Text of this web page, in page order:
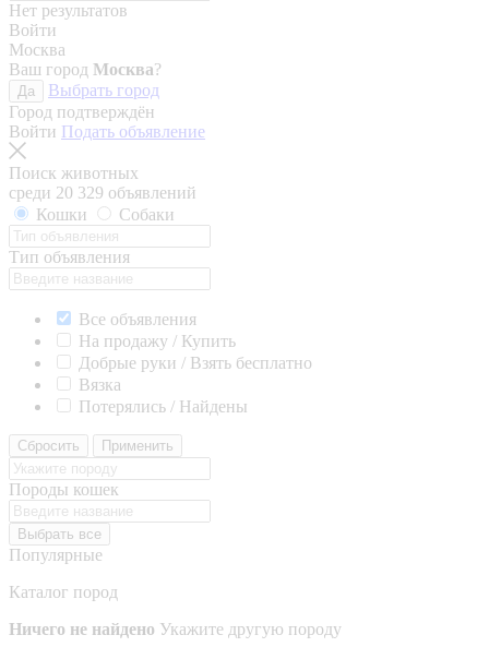
Нет результатов
Войти
Москва
Ваш город Москва?
Да
Выбрать город
Город подтверждён
Войти Подать объявление
Поиск животных
среди 20 329 объявлений
Кошки
Собаки
Тип объявления
Все объявления
На продажу / Купить
Добрые руки / Взять бесплатно
Вязка
Потерялись / Найдены
Сбросить Применить
Породы кошек
Выбрать все
Популярные
Каталог пород
Ничего не найдено Укажите другую породу